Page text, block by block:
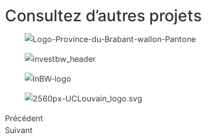
Consultez d’autres projets
Précédent
Suivant